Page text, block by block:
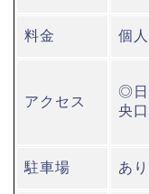
料金 個
アクセス
◎日
央
駐車場 あ